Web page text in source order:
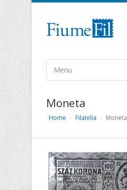
Moneta
Home Filatelia Moneta